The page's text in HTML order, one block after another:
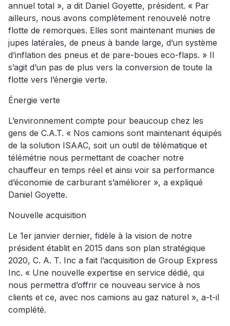
annuel total », a dit Daniel Goyette, président. « Par
ailleurs, nous avons complètement renouvelé notre
flotte de remorques. Elles sont maintenant munies de
jupes latérales, de pneus à bande large, d’un système
d’inflation des pneus et de pare-boues eco-flaps. » Il
s’agit d’un pas de plus vers la conversion de toute la
flotte vers l’énergie verte.
Énergie verte
L’environnement compte pour beaucoup chez les
gens de C.A.T. « Nos camions sont maintenant équipés
de la solution ISAAC, soit un outil de télématique et
télémétrie nous permettant de coacher notre
chauffeur en temps réel et ainsi voir sa performance
d’économie de carburant s’améliorer », a expliqué
Daniel Goyette.
Nouvelle acquisition
Le 1er janvier dernier, fidèle à la vision de notre
président établit en 2015 dans son plan stratégique
2020, C. A. T. Inc a fait l’acquisition de Group Express
Inc. « Une nouvelle expertise en service dédié, qui
nous permettra d’offrir ce nouveau service à nos
clients et ce, avec nos camions au gaz naturel », a-t-il
complété.